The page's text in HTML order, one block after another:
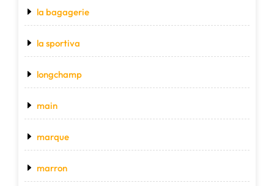
la bagagerie
la sportiva
longchamp
main
marque
marron